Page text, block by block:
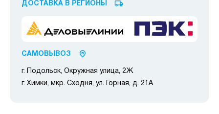
ДОСТАВКА В РЕГИОНЫ
САМОВЫВОЗ
г. Подольск, Окружная улица, 2Ж
г. Химки, мкр. Сходня, ул. Горная, д. 21А